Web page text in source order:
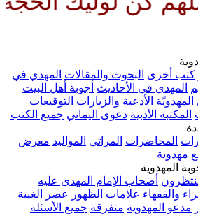
والمقالات المهدي في
أجوبة أهل البيت
والزيارات التوقيعات
دعوى اليماني جميع الكتب
المراثي المواليد معرض
الإمام المهدي عليه
الظهور عصر الغيبة
متفرقة جميع الأسئلة